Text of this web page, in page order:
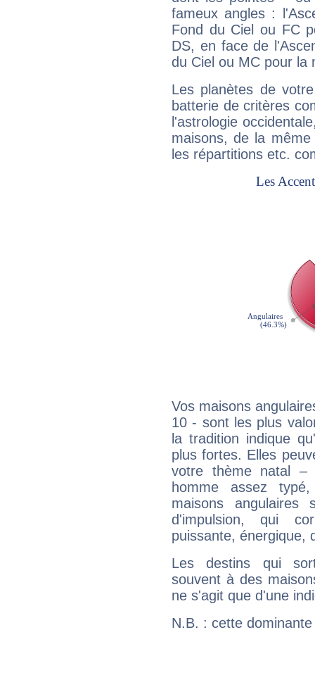
fameux angles :
Fond du Ciel ou FC
DS, en face de
du Ciel ou MC pour la
Les planètes de
batterie de critères
l'astrologie
maisons, de la
les répartitions etc.
Vos maisons
10 - sont les plus
la tradition indique
plus fortes. Elles
votre thème natal –
homme assez
maisons
d'impulsion, qui
puissante, énergique,
Les destins qui
souvent à des
ne s'agit que d'une
N.B. : cette